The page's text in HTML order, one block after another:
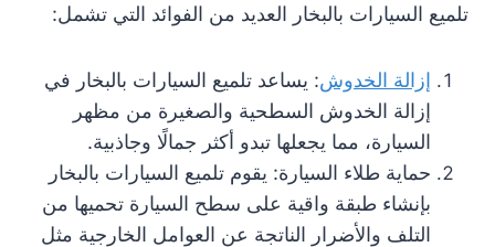
تلميع السيارات بالبخار العديد من الفوائد التي تشمل:
إزالة الخدوش: يساعد تلميع السيارات بالبخار في
إزالة الخدوش السطحية والصغيرة من مظهر
السيارة، مما يجعلها تبدو أكثر جمالًا وجاذبية.
حماية طلاء السيارة: يقوم تلميع السيارات بالبخار
بإنشاء طبقة واقية على سطح السيارة تحميها من
التلف والأضرار الناتجة عن العوامل الخارجية مثل